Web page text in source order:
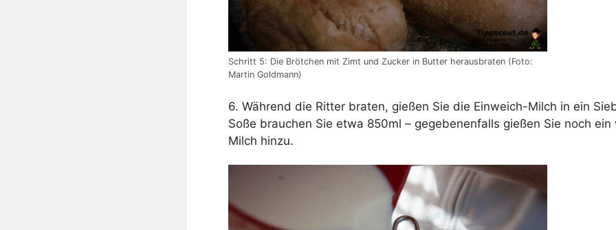
Schritt 5: Die Brötchen mit Zimt und Zucker in Butter herausbraten (Foto:
Martin Goldmann)
6. Während die Ritter braten, gießen Sie die Einweich-Milch in ein
Soße brauchen Sie etwa 850ml – gegebenenfalls gießen Sie noch
Milch hinzu.